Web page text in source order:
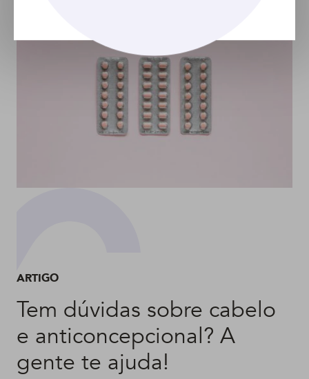
ARTIGO
Tem dúvidas sobre cabelo
e anticoncepcional? A
gente te ajuda!